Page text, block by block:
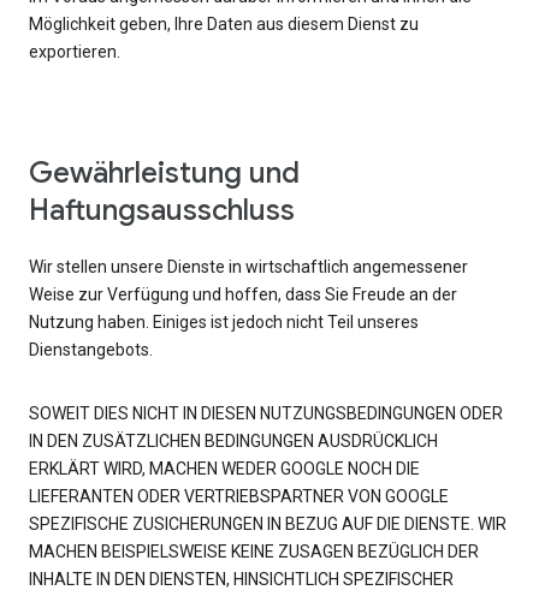
Möglichkeit geben, Ihre Daten aus diesem Dienst zu
exportieren.
Gewährleistung und
Haftungsausschluss
Wir stellen unsere Dienste in wirtschaftlich angemessener
Weise zur Verfügung und hoffen, dass Sie Freude an der
Nutzung haben. Einiges ist jedoch nicht Teil unseres
Dienstangebots.
SOWEIT DIES NICHT IN DIESEN NUTZUNGSBEDINGUNGEN ODER
IN DEN ZUSÄTZLICHEN BEDINGUNGEN AUSDRÜCKLICH
ERKLÄRT WIRD, MACHEN WEDER GOOGLE NOCH DIE
LIEFERANTEN ODER VERTRIEBSPARTNER VON GOOGLE
SPEZIFISCHE ZUSICHERUNGEN IN BEZUG AUF DIE DIENSTE. WIR
MACHEN BEISPIELSWEISE KEINE ZUSAGEN BEZÜGLICH DER
INHALTE IN DEN DIENSTEN, HINSICHTLICH SPEZIFISCHER